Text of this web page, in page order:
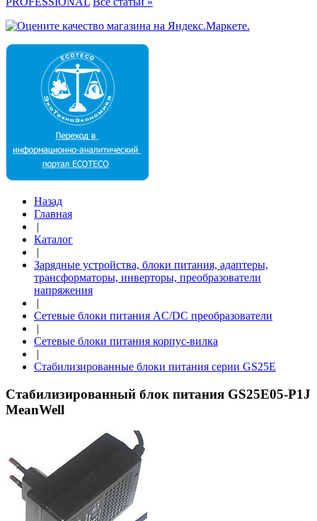
Назад
Главная
|
Каталог
|
Зарядные устройства, блоки питания, адаптеры,
трансформаторы, инверторы, преобразователи
напряжения
|
Сетевые блоки питания AC/DC преобразователи
|
Сетевые блоки питания корпус-вилка
|
Стабилизированные блоки питания серии GS25E
Стабилизированный блок питания GS25E05-P1J
MeanWell